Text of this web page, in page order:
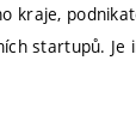
kraje,
startupů.